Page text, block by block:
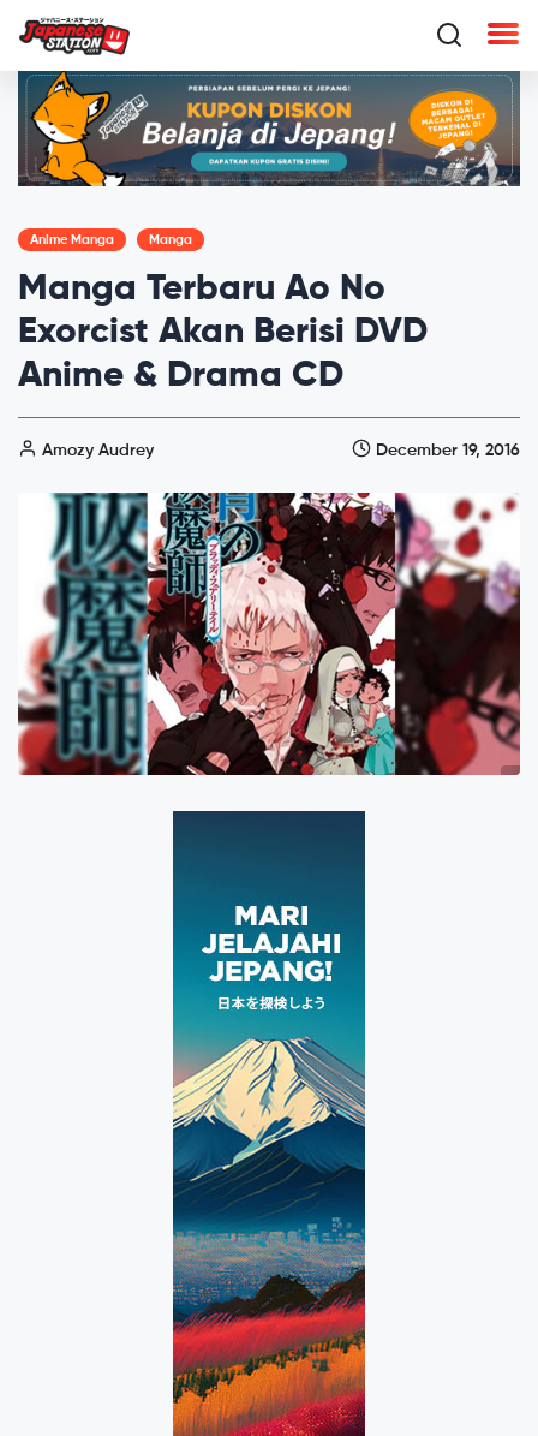
Anime Manga Manga
Manga Terbaru Ao No
Exorcist Akan Berisi DVD
Anime & Drama CD
Amozy Audrey December 19, 2016